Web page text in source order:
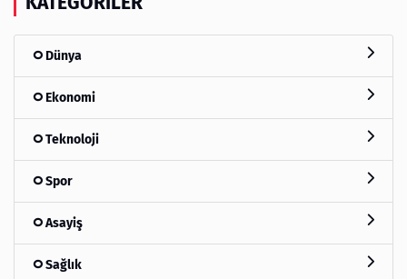
Dünya
Ekonomi
Teknoloji
Spor
Asayiş
Sağlık